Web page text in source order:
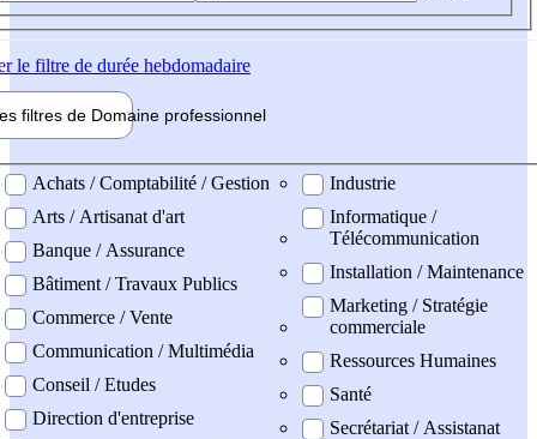
le filtre de durée hebdomadaire
filtres de Domaine professionnel
professionel
Achats / Comptabilité / Gestion
Arts / Artisanat d'art
Banque / Assurance
Bâtiment / Travaux Publics
Commerce / Vente
Communication / Multimédia
Conseil / Etudes
Direction d'entreprise
Industrie
Informatique /
Télécommunication
Installation / Maintenance
Marketing / Stratégie
commerciale
Ressources Humaines
Santé
Secrétariat / Assistanat